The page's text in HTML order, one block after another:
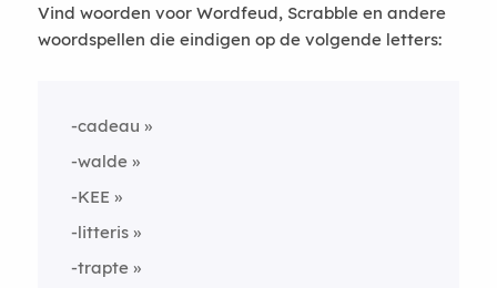
Vind woorden voor Wordfeud, Scrabble en andere
woordspellen die eindigen op de volgende letters:
-cadeau
-walde
-KEE
-litteris
-trapte